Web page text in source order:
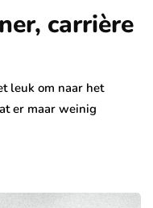
carrière
leuk om naar het
er maar weinig